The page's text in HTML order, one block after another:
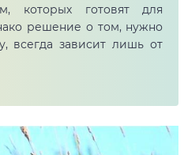
которых готовят для
решение о том, нужно
всегда зависит лишь от